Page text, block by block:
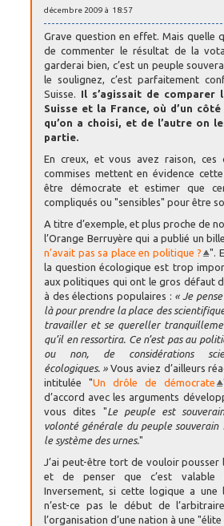
décembre 2009 à 18:57
Grave question en effet. Mais quelle
de commenter le résultat de la
garderai bien, c’est un peuple
le soulignez, c’est parfaitement
Suisse. Il s’agissait de comparer
Suisse et la France, où d’un
qu’on a choisi, et de l’autre on
partie.
En creux, et vous avez raison, ces
commises mettent en évidence
être démocrate et estimer que
compliqués ou "sensibles" pour être
A titre d’exemple, et plus proche de
l’Orange Berruyère qui a publié un
n’avait pas sa place en politique ?
".
la question écologique est trop
aux politiques qui ont le gros défaut
à des élections populaires : « Je
là pour prendre la place des
travailler et se quereller
qu’il en ressortira. Ce n’est pas au
ou non, de considérations
écologiques. »Vous aviez d’ailleurs
intitulée "Un drôle de démocrate
d’accord avec les arguments
vous dites "Le peuple est
volonté générale du peuple souverain
le système des urnes."
J’ai peut-être tort de vouloir pousser
et de penser que c’est valable
Inversement, si cette logique a une
n’est-ce pas le début de
l’organisation d’une nation à une "élite